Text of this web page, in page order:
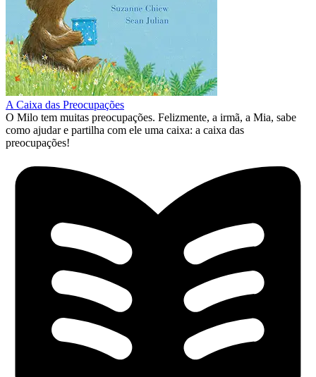
A Caixa das Preocupações
O Milo tem muitas preocupações. Felizmente, a irmã, a Mia, sabe
como ajudar e partilha com ele uma caixa: a caixa das
preocupações!